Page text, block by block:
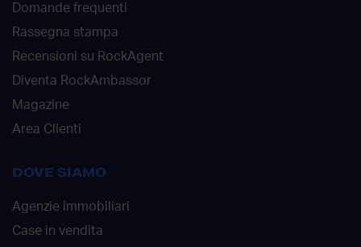
Domande frequenti
Rassegna stampa
Recensioni su RockAgent
Diventa RockAmbassor
Magazine
Area Clienti
DOVE SIAMO
Agenzie immobiliari
Case in vendita